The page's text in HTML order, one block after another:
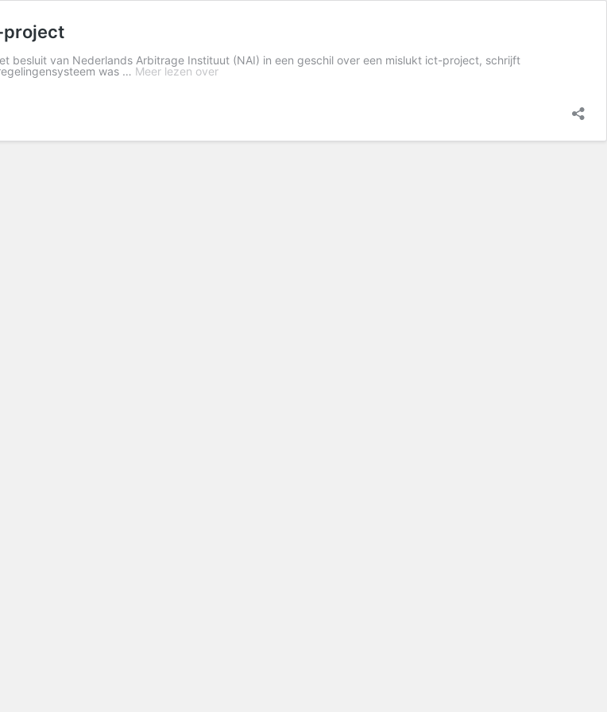
project
besluit van Nederlands Arbitrage Instituut (NAI) in een geschil over een mislukt ict-project, schrijft
was … Meer lezen over